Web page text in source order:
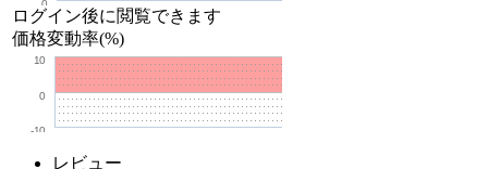
0
ログイン後に閲覧できます
価格変動率(%)
-10
0
10
レビュー